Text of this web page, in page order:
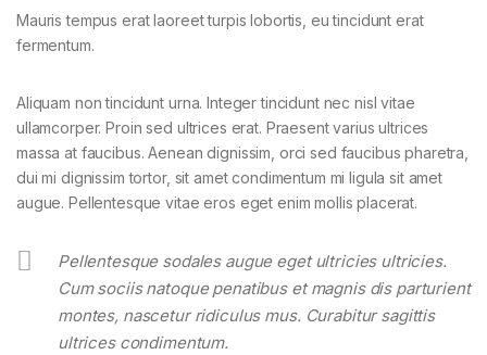
Mauris tempus erat laoreet turpis lobortis, eu tincidunt erat
fermentum.
Aliquam non tincidunt urna. Integer tincidunt nec nisl vitae
ullamcorper. Proin sed ultrices erat. Praesent varius ultrices
massa at faucibus. Aenean dignissim, orci sed faucibus pharetra,
dui mi dignissim tortor, sit amet condimentum mi ligula sit amet
augue. Pellentesque vitae eros eget enim mollis placerat.
Pellentesque sodales augue eget ultricies ultricies.
Cum sociis natoque penatibus et magnis dis parturient
montes, nascetur ridiculus mus. Curabitur sagittis
ultrices condimentum.